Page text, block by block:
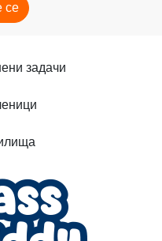
се
задачи